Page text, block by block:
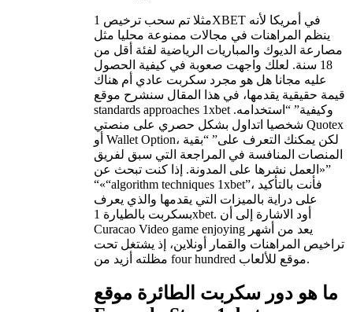
مثلا تم سحب ترخيص 1XBET في أمريكا لأنه
ينظم المراهنات في مجالات ممنوعة محليا مثل
مصارعة الديوك والمباريات الرياضية لفئة أقل من
18 سنة. لعلك واجهت صعوبة في كيفية الحصول
عليه مجانا هل هو مجرد سكربت عادي أم هناك
قيمة حقيقية يقدمها، في هذا المقال سنشرح موقع
standards approaches 1xbet وكيفية” “استخدامه.
شخصيا اتداول بشكل حصري على منصتي Quotex
أو Wallet Option، لكن يمكنك التعرف على” “بقية
المنصات المنافسة في المراجعة التي سبق لفريق
العمل نشرها على المدونة. إذا كنت تبحث عن»”
“«“algorithm techniques 1xbet”، فأنت بالتأكيد
على دراية بالميزات التي يقدمها والذي يعرف
بسكربت بالطيارة 1xbet. أود الاشارة إلى أن
Curacao Video game enjoying يعد من أشهر
تراخيص المراهنات والقمار أونلاين، إذ يشتغل تحت
مظلته أزيد من four hundred موقع للألعاب.
ما هو دور سكربت الطائرة موقع